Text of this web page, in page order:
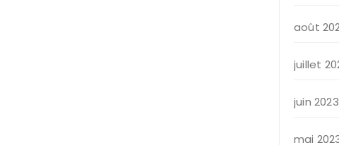
août
juillet
juin 2023
mai